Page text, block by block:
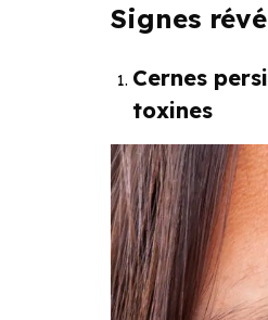
Signes
Cernes
toxines